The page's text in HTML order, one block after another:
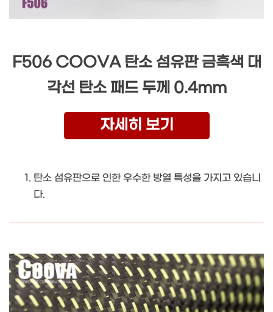
F506 COOVA 탄소 섬유판 금흑색 대
각선 탄소 패드 두께 0.4mm
자세히 보기
탄소 섬유판으로 인한 우수한 방열 특성을 가지고 있습니
다.